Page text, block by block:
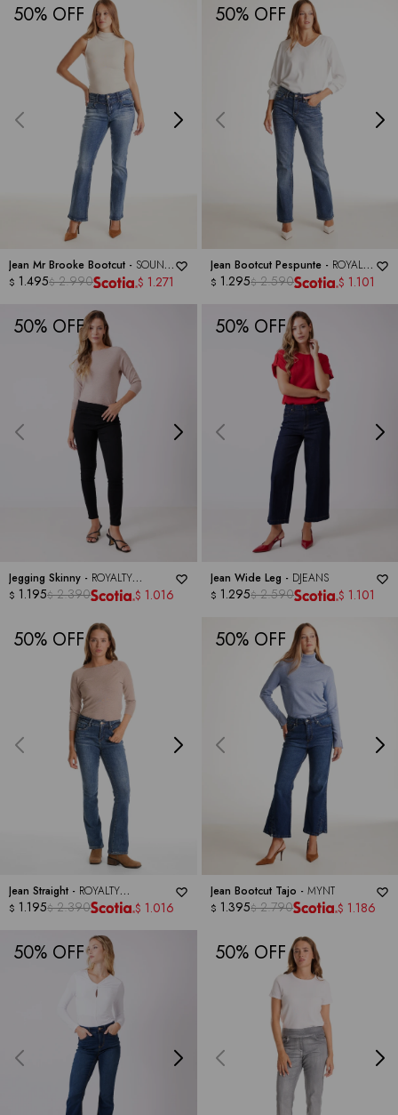
50
Jean Mr Brooke Bootcut - SOUND
STYLE
$ 1.495$ 2.990 $ 1.271
50
Jean Bootcut Pespunte - ROYALTY
COLLECTION
$ 1.295$ 2.590 $ 1.101
50
Jegging Skinny - ROYALTY
COLLECTION
$ 1.195$ 2.390 $ 1.016
50
Jean Wide Leg - DJEANS
$ 1.295$ 2.590 $ 1.101
50
Jean Straight - ROYALTY
COLLECTION
$ 1.195$ 2.390 $ 1.016
50
Jean Bootcut Tajo - MYNT
$ 1.395$ 2.790 $ 1.186
50 50